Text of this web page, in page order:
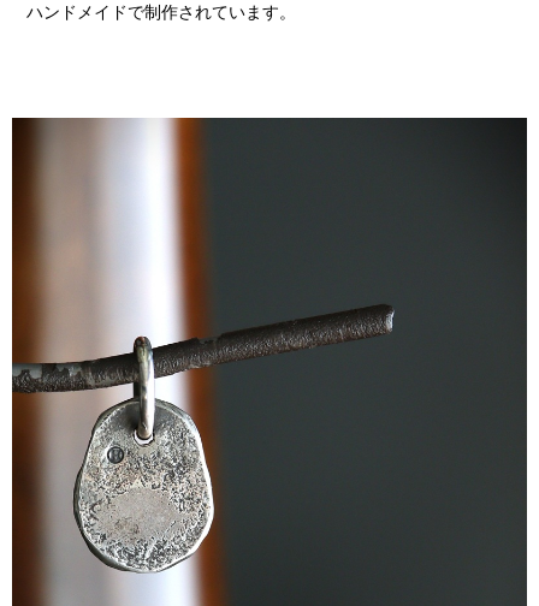
ハンドメイドで制作されています。